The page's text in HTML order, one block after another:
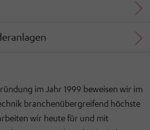
im Jahr 1999 beweisen wir im
branchenübergreifend höchste
wir heute für und mit